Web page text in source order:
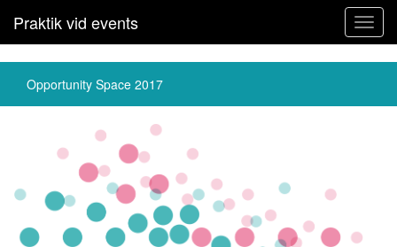
Praktik vid events
Opportunity Space 2017